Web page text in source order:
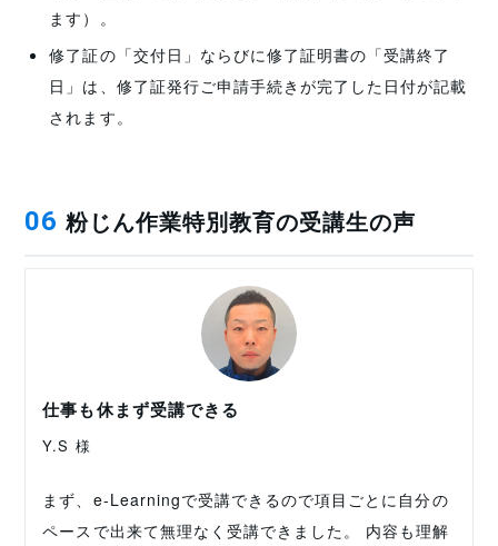
ます）。
修了証の「交付日」ならびに修了証明書の「受講終了
日」は、修了証発行ご申請手続きが完了した日付が記載
されます。
06 粉じん作業特別教育の受講生の声
仕事も休まず受講できる
Y.S 様
まず、e-Learningで受講できるので項目ごとに自分の
ペースで出来て無理なく受講できました。 内容も理解